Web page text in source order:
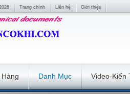
Trang chính Liên hệ Giới thiệu
Danh Mục Video-Kiến